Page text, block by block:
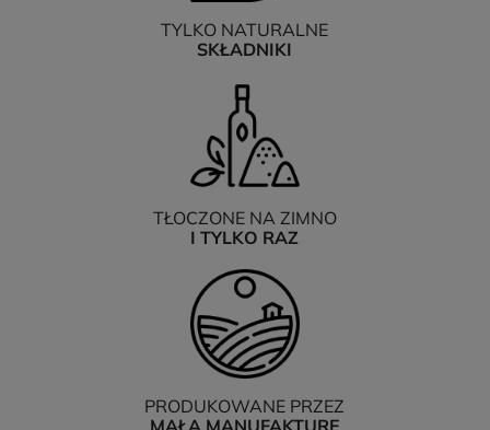
TYLKO NATURALNE
SKŁADNIKI
TŁOCZONE NA ZIMNO
I TYLKO RAZ
PRODUKOWANE PRZEZ